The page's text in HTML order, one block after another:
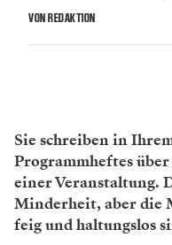
VON REDAKTION
Sie schreiben in
Programmheftes
einer Veranstaltung.
Minderheit, aber die
feig und haltungslos